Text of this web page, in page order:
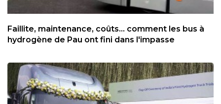
Faillite, maintenance, coûts... comment les bus à
hydrogène de Pau ont fini dans l'impasse